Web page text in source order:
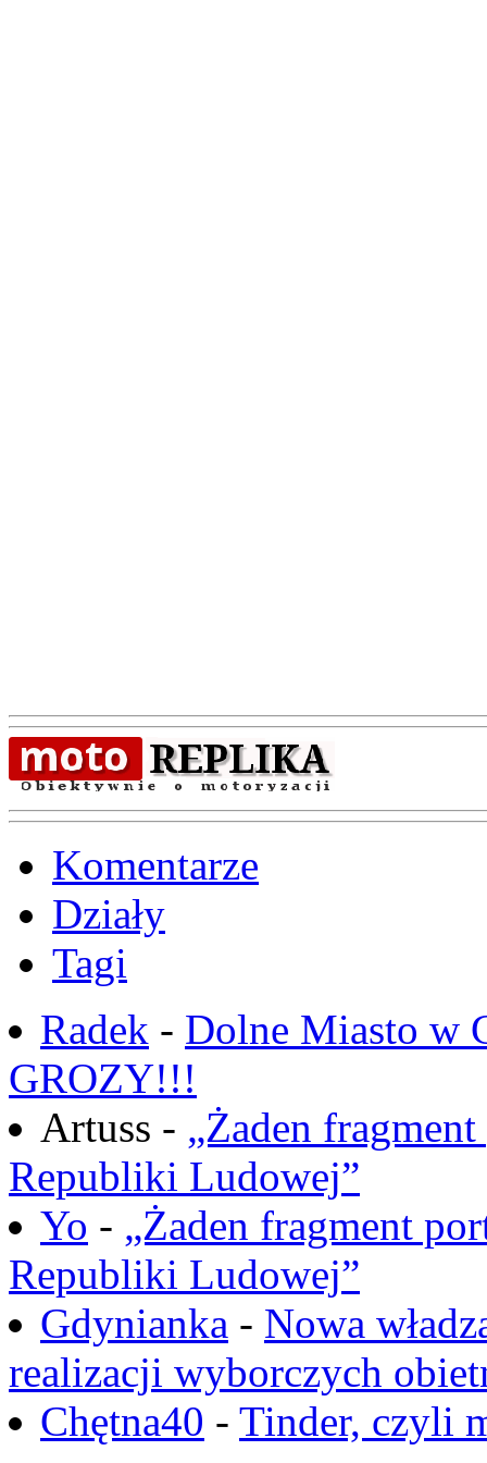
Komentarze
Działy
Tagi
Radek - Dolne Miasto w
GROZY!!!
Artuss - „Żaden
Republiki Ludowej”
Yo - „Żaden fragment
Republiki Ludowej”
Gdynianka - Nowa
realizacji wyborczych
Chętna40 - Tinder, czyli